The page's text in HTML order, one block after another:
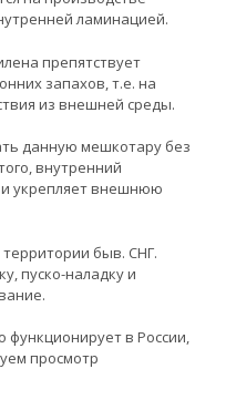
ламинацией.
препятствует
запахов, т.е. на
из внешней среды.
данную мешкотару без
внутренний
укрепляет внешнюю
территории быв. СНГ.
пуско-наладку и
функционирует в России,
просмотр